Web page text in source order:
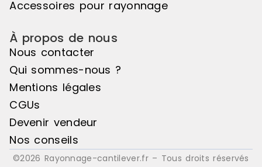
professionnels.En conclusion, le
Rubbermaid est un allié
incontournable pour tous les chefs
et professionnels de la
gastronomie, offrant une solution
l'organisation de votre
RubbermaidHauteur du produit :
15,9 cmLargeur du produit : 43,8
cmProfondeur du produit : 43,8
cmMatériel : Polyéthylène (PE)
Accessoires pour rayonnage
À propos de nous
Nous contacter
Qui sommes-nous ?
Mentions légales
CGUs
Devenir vendeur
Nos conseils
©2026 Rayonnage-cantilever.fr – Tous droits réservés